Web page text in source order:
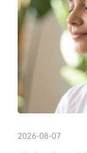
2026-08-07